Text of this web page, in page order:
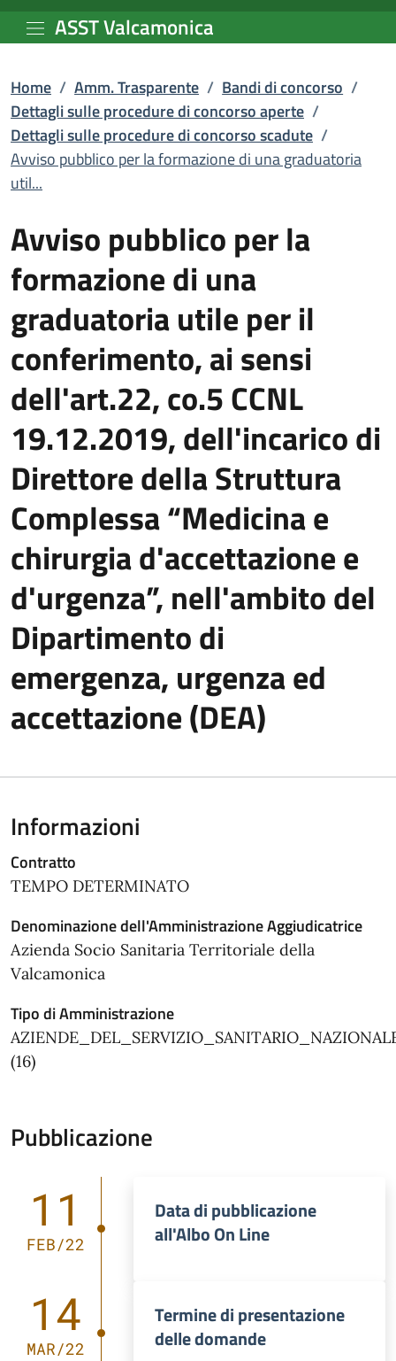
Vai al contenuto principale
Avviso pubblico per la
ASST Valcamonica
Home / Amm. Trasparente / Bandi di concorso /
Dettagli sulle procedure di concorso aperte /
Dettagli sulle procedure di concorso scadute /
Avviso pubblico per la formazione di una graduatoria
util...
Avviso pubblico per la
formazione di una
graduatoria utile per il
conferimento, ai sensi
dell'art.22, co.5 CCNL
19.12.2019, dell'incarico di
Direttore della Struttura
Complessa “Medicina e
chirurgia d'accettazione e
d'urgenza”, nell'ambito del
Dipartimento di
emergenza, urgenza ed
accettazione (DEA)
Informazioni
Contratto
TEMPO DETERMINATO
Denominazione dell'Amministrazione Aggiudicatrice
Azienda Socio Sanitaria Territoriale della
Valcamonica
Tipo di Amministrazione
(16)
Pubblicazione
11
FEB/22
Data di pubblicazione
all'Albo On Line
14
MAR/22
Termine di presentazione
delle domande